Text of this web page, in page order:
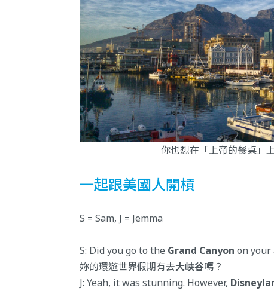
你也想在「上帝的餐桌」
一起跟美國人開槓
S = Sam, J = Jemma
S: Did you go to the Grand Canyon on your
妳的環遊世界假期有去大峽谷嗎？
J: Yeah, it was stunning. However,